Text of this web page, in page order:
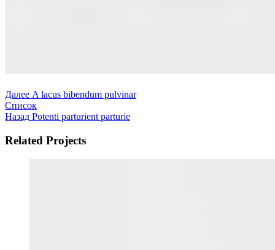
Далее A lacus bibendum pulvinar
Список
Назад Potenti parturient parturie
Related Projects